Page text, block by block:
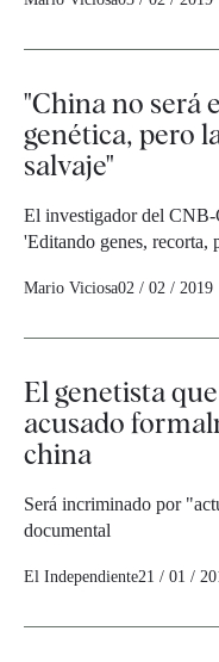
"China no será
genética, pero
salvaje"
El investigador del
'Editando genes, recorta,
Mario Viciosa02 / 02 / 2019
El genetista
acusado
china
Será incriminado por
documental
El Independiente21 / 01 /